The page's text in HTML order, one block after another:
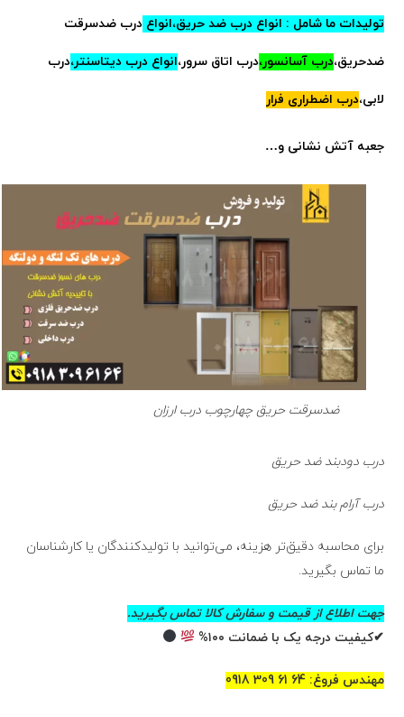
تولیدات ما شامل : انواع درب ضد حریق،انواعدرب ضدسرقت
ضدحریق،درب آسانسور،درب اتاق سرور،انواعدرب دیتاسنتر،درب
لابی،درب اضطراری فرار
جعبه آتش نشانی و…
ضدسرقت حریق چهارچوب درب ارزان
درب دودبند ضد حریق
درب آرام بند ضد حریق
برای محاسبه دقیق‌تر هزینه، می‌توانید با تولیدکنندگان یا کارشناسان
ما تماس بگیرید.
جهت اطلاع از قیمت و سفارش کالا تماس بگیرید.
✔کیفیت درجه یک با ضمانت ۱۰۰%
مهندس فروغ: 64 61 309 0918